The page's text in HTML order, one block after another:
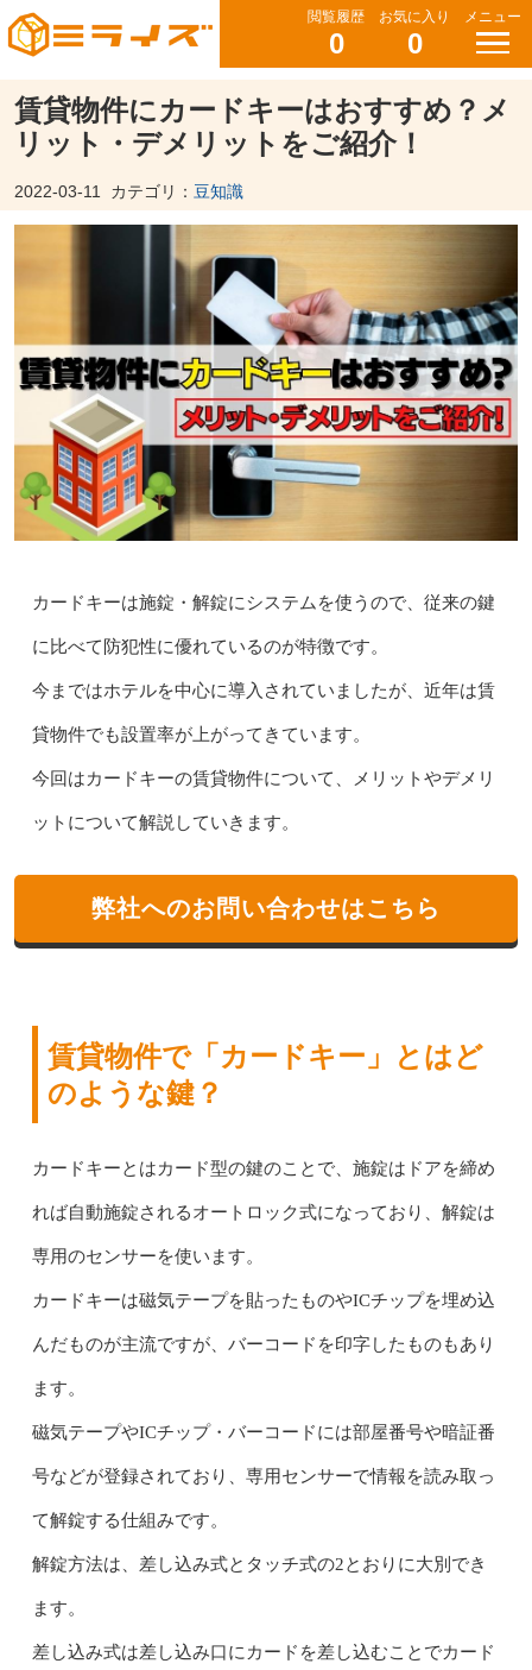
閲覧履歴
0
お気に入り
0
メニュー
賃貸物件にカードキーはおすすめ？メ
リット・デメリットをご紹介！
2022-03-11 カテゴリ： 豆知識
カードキーは施錠・解錠にシステムを使うので、従来の鍵
に比べて防犯性に優れているのが特徴です。
今まではホテルを中心に導入されていましたが、近年は賃
貸物件でも設置率が上がってきています。
今回はカードキーの賃貸物件について、メリットやデメリ
ットについて解説していきます。
弊社へのお問い合わせはこちら
賃貸物件で「カードキー」とはど
のような鍵？
カードキーとはカード型の鍵のことで、施錠はドアを締め
れば自動施錠されるオートロック式になっており、解錠は
専用のセンサーを使います。
カードキーは磁気テープを貼ったものやICチップを埋め込
んだものが主流ですが、バーコードを印字したものもあり
ます。
磁気テープやICチップ・バーコードには部屋番号や暗証番
号などが登録されており、専用センサーで情報を読み取っ
て解錠する仕組みです。
解錠方法は、差し込み式とタッチ式の2とおりに大別でき
ます。
差し込み式は差し込み口にカードを差し込むことでカード